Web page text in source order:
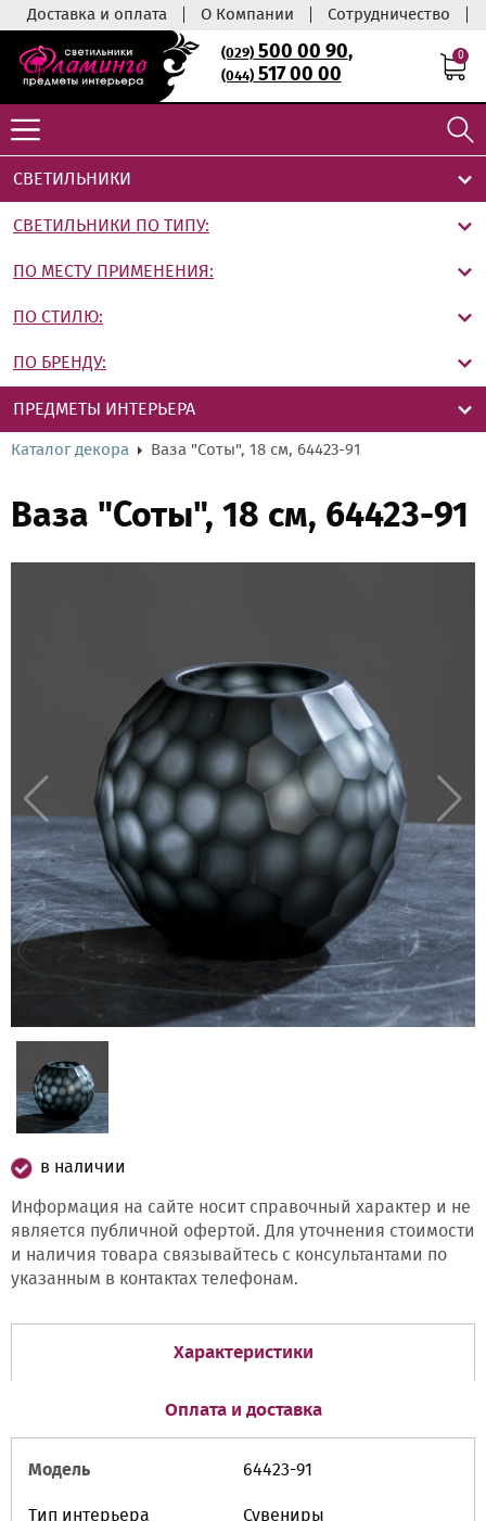
Доставка и оплата О Компании Сотрудничество
(029)500 00 90,
(044)517 00 00
0
СВЕТИЛЬНИКИ
СВЕТИЛЬНИКИ ПО ТИПУ:
ПО МЕСТУ ПРИМЕНЕНИЯ:
ПО СТИЛЮ:
ПО БРЕНДУ:
ПРЕДМЕТЫ ИНТЕРЬЕРА
Каталог декора Ваза "Соты", 18 см, 64423-91
Ваза "Соты", 18 см, 64423-91
в наличии
Информация на сайте носит справочный характер и не
является публичной офертой. Для уточнения стоимости
и наличия товара связывайтесь с консультантами по
указанным в контактах телефонам.
Характеристики
Оплата и доставка
Модель 64423-91
Тип интерьера
Сувениры